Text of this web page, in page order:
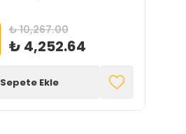
₺ 10,267.00
₺ 4,252.64
Sepete Ekle